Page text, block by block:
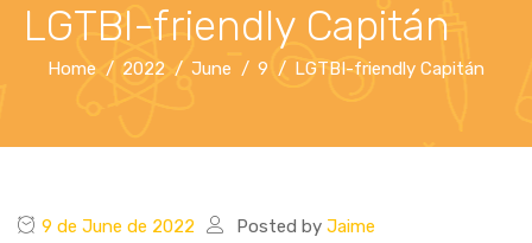
LGTBI-friendly Capitán
Home 2022 June 9 LGTBI-friendly Capitán
9 de June de 2022 Posted by Jaime